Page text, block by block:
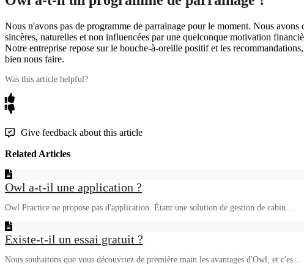
Nous n'avons pas de programme de parrainage pour le moment. Nous avons
sincères, naturelles et non influencées par une quelconque motivation financiè
Notre entreprise repose sur le bouche-à-oreille positif et les recommandations,
bien nous faire.
Was this article helpful?
Give feedback about this article
Related Articles
Owl a-t-il une application ?
Owl Practice ne propose pas d'application. Étant une solution de gestion de cabin...
Existe-t-il un essai gratuit ?
Nous souhaitons que vous découvriez de première main les avantages d'Owl, et c'es...